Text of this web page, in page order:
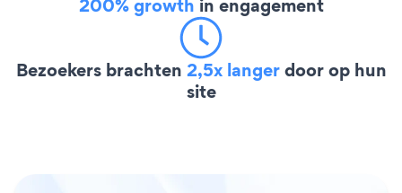
200% growth in engagement
Bezoekers brachten 2,5x langerdoor op hun
site